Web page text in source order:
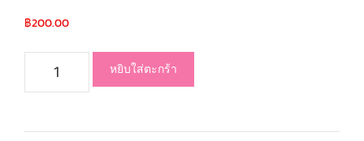
฿200.00
หยิบใส่ตะกร้า